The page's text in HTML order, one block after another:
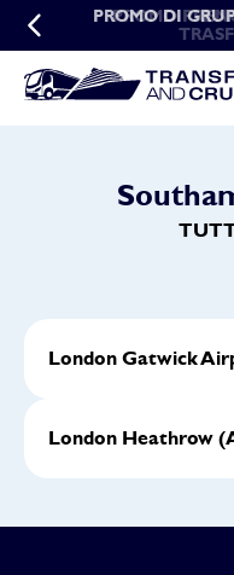
PROMO DI
PROMO
London Gatwick
London Heathrow